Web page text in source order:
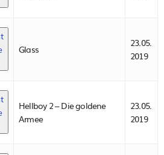
Glass
23.05.
2019
Hellboy 2 – Die goldene
Armee
23.05.
2019